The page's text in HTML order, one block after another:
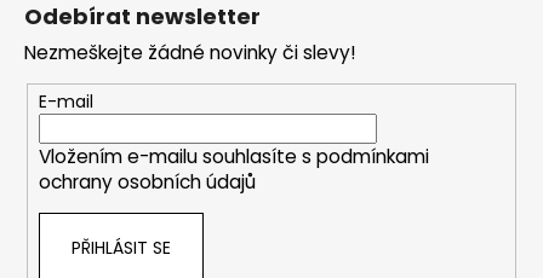
p
r
v
k
y
í
Odebírat newsletter
Nezmeškejte žádné novinky či slevy!
E-mail
Vložením e-mailu souhlasíte s podmínkami
ochrany osobních údajů
PŘIHLÁSIT SE